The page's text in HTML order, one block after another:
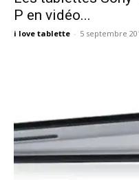
P en vidéo...
i love tablette - 5 septembre